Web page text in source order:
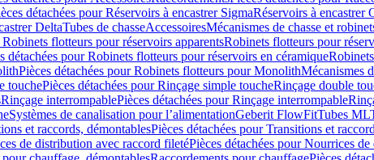
détachées pour Réservoirs à encastrer SigmaRéservoirs à encastrer
DeltaTubes de chasseAccessoiresMécanismes de chasse et
Robinets flotteurs pour réservoirs apparentsRobinets flotteurs pour
détachées pour Robinets flotteurs pour réservoirs en céramique
Pièces détachées pour Robinets flotteurs pour MonolithMécanismes
touchePièces détachées pour Rinçage simple toucheRinçage double
Rinçage interrompablePièces détachées pour Rinçage interrompable
Systèmes de canalisation pour l’alimentationGeberit FlowFitTubes ML
et raccords, démontablesPièces détachées pour Transitions et
de distribution avec raccord filetéPièces détachées pour Nourrices